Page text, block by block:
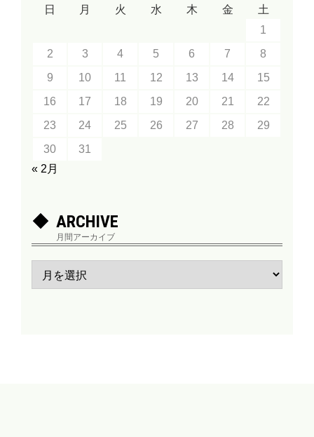
日 月 火 水 木 金
土
1
2
3 4 5 6 7
8
9
10 11 12 13 14
15
16
17 18 19 20 21
22
23
24 25 26 27 28
29
30
31
« 2月
ARCHIVE
月間アーカイブ